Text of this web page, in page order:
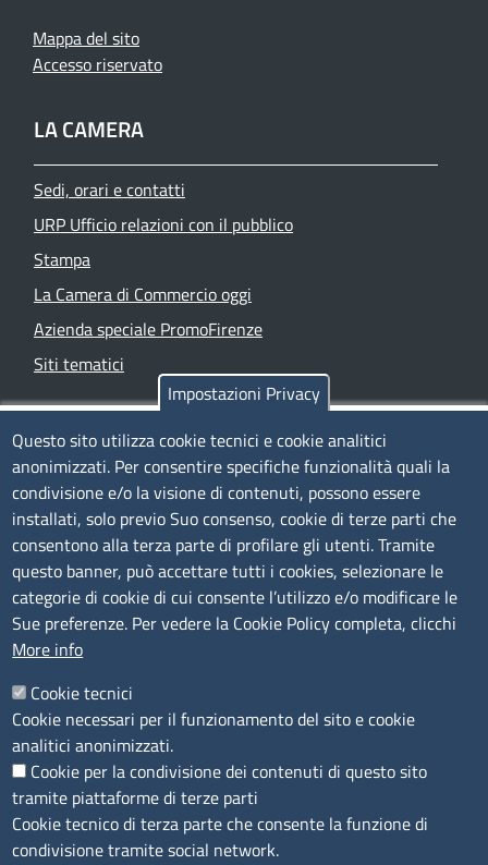
Mappa del sito
Accesso riservato
LA CAMERA
Sedi, orari e contatti
URP Ufficio relazioni con il pubblico
Stampa
La Camera di Commercio oggi
Azienda speciale PromoFirenze
Siti tematici
TRASPARENZA
Albo Online
Amministrazione trasparente
Bandi e concorsi
Segnalazioni Whistleblowing
Accessibilità
IBAN e pagamenti informatici
Informative privacy e cookie
Verifiche PA
Attuazione misure PNRR
Modulistica
Impostazioni Privacy
Questo sito utilizza cookie tecnici e cookie analitici
anonimizzati. Per consentire specifiche funzionalità quali la
condivisione e/o la visione di contenuti, possono essere
installati, solo previo Suo consenso, cookie di terze parti che
consentono alla terza parte di profilare gli utenti. Tramite
questo banner, può accettare tutti i cookies, selezionare le
categorie di cookie di cui consente l’utilizzo e/o modificare le
Sue preferenze. Per vedere la Cookie Policy completa, clicchi
More info
Cookie tecnici
Cookie necessari per il funzionamento del sito e cookie
analitici anonimizzati.
Cookie per la condivisione dei contenuti di questo sito
tramite piattaforme di terze parti
Cookie tecnico di terza parte che consente la funzione di
condivisione tramite social network.